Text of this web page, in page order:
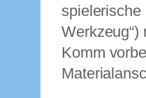
spielerische
Komm